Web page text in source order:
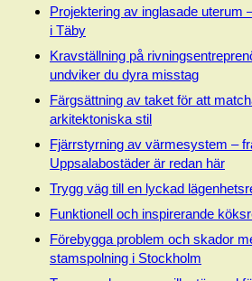
Projektering av inglasade uterum
i Täby
Kravställning på
undviker du dyra misstag
Färgsättning av taket för att
arkitektoniska stil
Fjärrstyrning av värmesystem –
Uppsalabostäder är redan här
Trygg väg till en lyckad
Funktionell och inspirerande
Förebygga problem och skador
stamspolning i Stockholm